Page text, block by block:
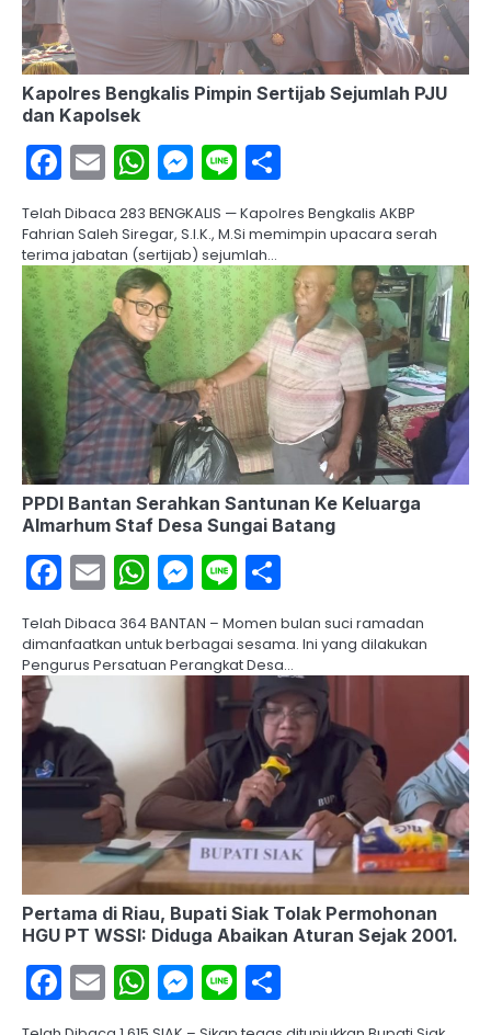
Kapolres Bengkalis Pimpin Sertijab Sejumlah PJU
dan Kapolsek
Facebook
EmailWhatsApp
Messenger
Line
Telah Dibaca 283 BENGKALIS — Kapolres Bengkalis AKBP
Fahrian Saleh Siregar, S.I.K., M.Si memimpin upacara serah
terima jabatan (sertijab) sejumlah…
PPDI Bantan Serahkan Santunan Ke Keluarga
Almarhum Staf Desa Sungai Batang
Facebook
EmailWhatsApp
Messenger
Line
Telah Dibaca 364 BANTAN – Momen bulan suci ramadan
dimanfaatkan untuk berbagai sesama. Ini yang dilakukan
Pengurus Persatuan Perangkat Desa…
Pertama di Riau, Bupati Siak Tolak Permohonan
HGU PT WSSI: Diduga Abaikan Aturan Sejak 2001.
Facebook
EmailWhatsApp
Messenger
Line